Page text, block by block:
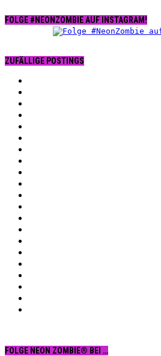
FOLGE #NEONZOMBIE AUF INSTAGRAM!
ZUFÄLLIGE POSTINGS
FOLGE NEON ZOMBIE® BEI …